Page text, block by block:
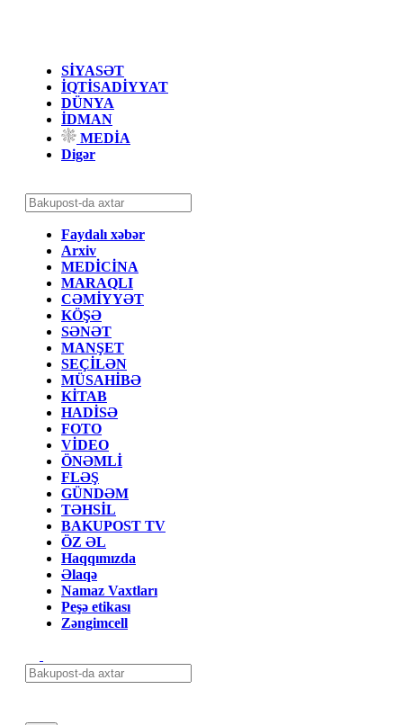
SİYASƏT
İQTİSADİYYAT
DÜNYA
İDMAN
MEDİA
Digər
Faydalı xəbər
Arxiv
MEDİCİNA
MARAQLI
CƏMİYYƏT
KÖŞƏ
SƏNƏT
MANŞET
SEÇİLƏN
MÜSAHİBƏ
KİTAB
HADİSƏ
FOTO
VİDEO
ÖNƏMLİ
FLƏŞ
GÜNDƏM
TƏHSİL
BAKUPOST TV
ÖZ ƏL
Haqqımızda
Əlaqə
Namaz Vaxtları
Peşə etikası
Zəngimcell